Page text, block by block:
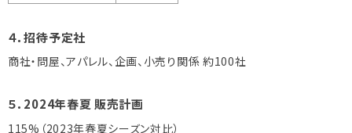
４．招待予定社
商社・問屋、アパレル、企画、小売り関係 約100社
５．2024年春夏 販売計画
115%（2023年春夏シーズン対比）